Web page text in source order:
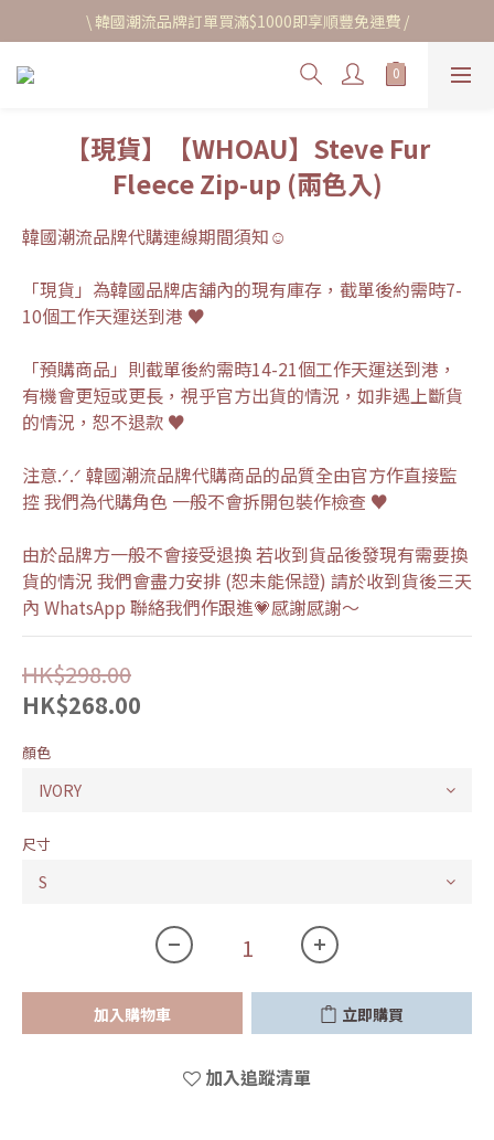
\ 韓國潮流品牌訂單買滿$1000即享順豐免運費 /
【現貨】【WHOAU】Steve Fur
Fleece Zip-up (兩色入)
韓國潮流品牌代購連線期間須知☺︎
「現貨」為韓國品牌店舖內的現有庫存，截單後約需時7-
10個工作天運送到港 ♥
「預購商品」則截單後約需時14-21個工作天運送到港，
有機會更短或更長，視乎官方出貨的情況，如非遇上斷貨
的情況，恕不退款 ♥
注意.ᐟ.ᐟ 韓國潮流品牌代購商品的品質全由官方作直接監
控 我們為代購角色 一般不會拆開包裝作檢查 ♥
由於品牌方一般不會接受退換 若收到貨品後發現有需要換
貨的情況 我們會盡力安排 (恕未能保證) 請於收到貨後三天
內 WhatsApp 聯絡我們作跟進💗感謝感謝～
HK$298.00
HK$268.00
顏色
尺寸
加入購物車 立即購買
加入追蹤清單